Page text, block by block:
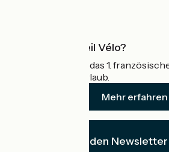
Was ist Accueil Vélo?
Accueil Vélo ist das 1.
Radfahrer im Urlaub.
Mehr erfahren
Ich abonniere den Newsletter